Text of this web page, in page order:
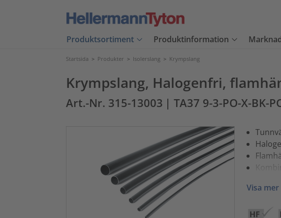
Produktsortiment Produktinformation
Startsida > Produkter > Isolerslang > Krympslang
Krympslang, Halogenfri,
Art.-Nr. 315-13003 | TA37 9-3-PO-X-BK-
Visa mer